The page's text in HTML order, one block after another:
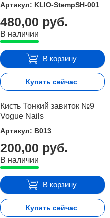
Артикул: KLIO-StempSH-001
480,00 руб.
В наличии
В корзину
Купить сейчас
Кисть Тонкий завиток №9
Vogue Nails
Артикул: B013
200,00 руб.
В наличии
В корзину
Купить сейчас